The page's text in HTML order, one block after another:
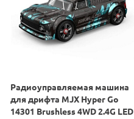
Радиоуправляемая машина
для дрифта MJX Hyper Go
14301 Brushless 4WD 2.4G LED